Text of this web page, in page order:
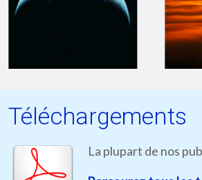
Téléchargements
La plupart de nos